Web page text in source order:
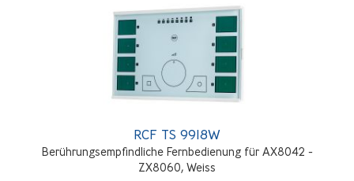
RCF TS 9918W
Berührungsempfindliche Fernbedienung für AX8042 -
ZX8060, Weiss